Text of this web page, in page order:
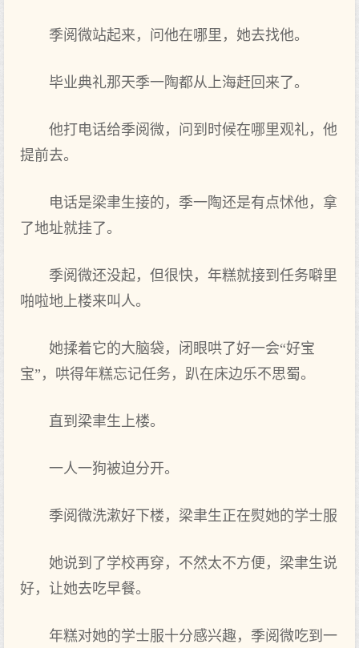
季阅微站起来，问他在哪里，她去找他。
毕业典礼那天季一陶都从上海赶回来了。
他打电话给季阅微，问到时候在哪里观礼，他
提前去。
电话是梁聿生接的，季一陶还是有点怵他，拿
了地址就挂了。
季阅微还没起，但很快，年糕就接到任务噼里
啪啦地上楼来叫人。
她揉着它的大脑袋，闭眼哄了好一会“好宝
宝”，哄得年糕忘记任务，趴在床边乐不思蜀。
直到梁聿生上楼。
一人一狗被迫分开。
季阅微洗漱好下楼，梁聿生正在熨她的学士服
她说到了学校再穿，不然太不方便，梁聿生说
好，让她去吃早餐。
年糕对她的学士服十分感兴趣，季阅微吃到一